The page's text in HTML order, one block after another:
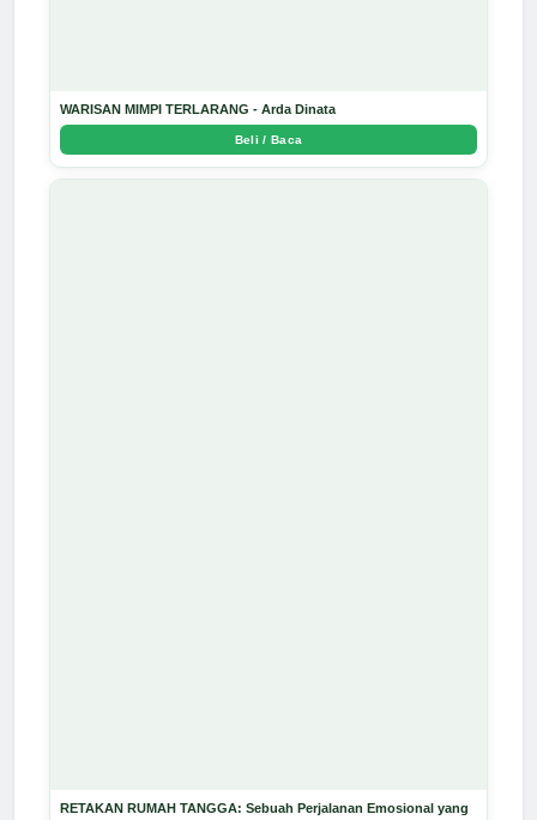
WARISAN MIMPI TERLARANG - Arda Dinata
Beli / Baca
RETAKAN RUMAH TANGGA: Sebuah Perjalanan Emosional yang